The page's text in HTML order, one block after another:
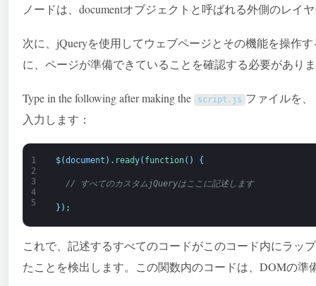
ノードは、documentオブジェクトと呼ばれる外側のレイ
次に、jQueryを使用してウェブページとその機能を操作
に、ページが準備できていることを確認する必要があり
Type in the following after making the script . js ファイルを、
入力します：
1
2
3
4
5
$(document ) . ready( function( ) {
// すべてのカスタムjQueryはここに記述します
} ) ;
これで、記述するすべてのコードがこのコード内にラッ
たことを検出します。この関数内のコードは、DOMの